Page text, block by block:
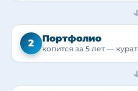
2 Портфолио
копится за 5 лет —